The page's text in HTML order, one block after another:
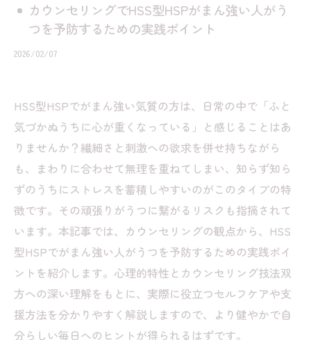
カウンセリングでHSS型HSPがまん強い人がう
つを予防するための実践ポイント
2026/02/07
HSS型HSPでがまん強い気質の方は、日常の中で「ふと
気づかぬうちに心が重くなっている」と感じることはあ
りませんか？繊細さと刺激への欲求を併せ持ちながら
も、まわりに合わせて無理を重ねてしまい、知らず知ら
ずのうちにストレスを蓄積しやすいのがこのタイプの特
徴です。その頑張りがうつに繋がるリスクも指摘されて
います。本記事では、カウンセリングの観点から、HSS
型HSPでがまん強い人がうつを予防するための実践ポイ
ントを紹介します。心理的特性とカウンセリング技法双
方への深い理解をもとに、実際に役立つセルフケアや支
援方法を分かりやすく解説しますので、より健やかで自
分らしい毎日へのヒントが得られるはずです。